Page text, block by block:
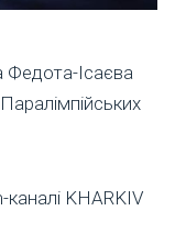
Федота-Ісаєва
KHARKIV